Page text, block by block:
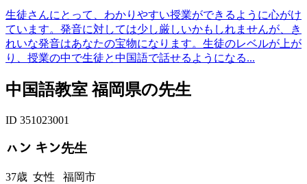
生徒さんにとって、わかりやすい授業ができるように心がけ
ています。発音に対しては少し厳しいかもしれませんが、き
れいな発音はあなたの宝物になります。生徒のレベルが上が
り、授業の中で生徒と中国語で話せるようになる...
中国語教室 福岡県の先生
ID 351023001
ㇵン キン先生
37歳 女性 福岡市